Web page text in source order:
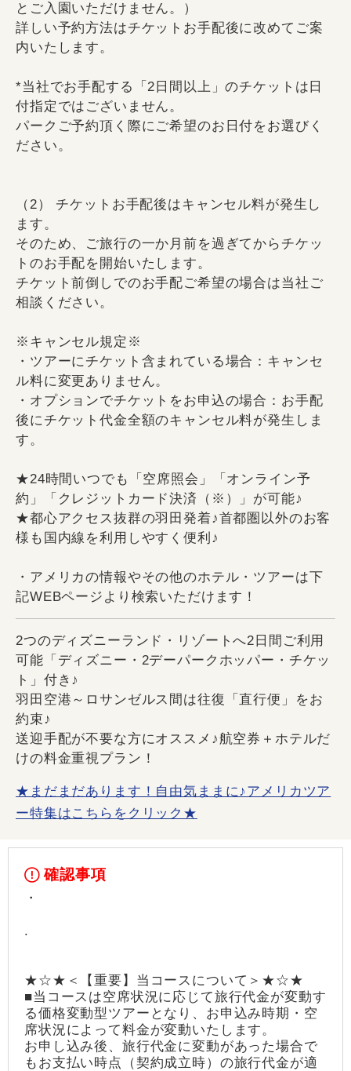
とご入園いただけません。）
詳しい予約方法はチケットお手配後に改めてご案
内いたします。
*当社でお手配する「2日間以上」のチケットは日
付指定ではございません。
パークご予約頂く際にご希望のお日付をお選びく
ださい。
（2） チケットお手配後はキャンセル料が発生し
ます。
そのため、ご旅行の一か月前を過ぎてからチケッ
トのお手配を開始いたします。
チケット前倒しでのお手配ご希望の場合は当社ご
相談ください。
※キャンセル規定※
・ツアーにチケット含まれている場合：キャンセ
ル料に変更ありません。
・オプションでチケットをお申込の場合：お手配
後にチケット代金全額のキャンセル料が発生しま
す。
★24時間いつでも「空席照会」「オンライン予
約」「クレジットカード決済（※）」が可能♪
★都心アクセス抜群の羽田発着♪首都圏以外のお客
様も国内線を利用しやすく便利♪
・アメリカの情報やその他のホテル・ツアーは下
記WEBページより検索いただけます！
2つのディズニーランド・リゾートへ2日間ご利用
可能「ディズニー・2デーパークホッパー・チケッ
ト」付き♪
羽田空港～ロサンゼルス間は往復「直行便」をお
約束♪
送迎手配が不要な方にオススメ♪航空券＋ホテルだ
けの料金重視プラン！
★まだまだあります！自由気ままに♪アメリカツア
ー特集はこちらをクリック★
確認事項
・
.
★☆★＜【重要】当コースについて＞★☆★
■当コースは空席状況に応じて旅行代金が変動す
る価格変動型ツアーとなり、お申込み時期・空
席状況によって料金が変動いたします。
お申し込み後、旅行代金に変動があった場合で
もお支払い時点（契約成立時）の旅行代金が適